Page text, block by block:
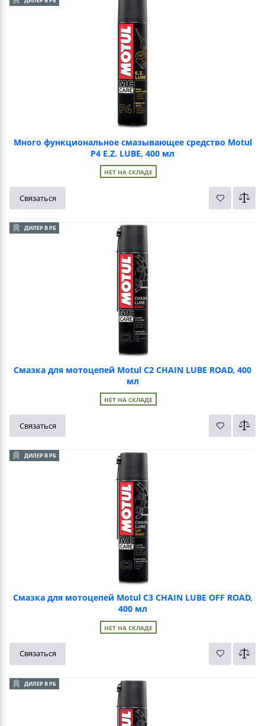
Много функциональное смазывающее средство Motul
P4 E.Z. LUBE, 400 мл
НЕТ НА СКЛАДЕ
Связаться
ДИЛЕР В РБ
Смазка для мотоцепей Motul C2 CHAIN LUBE ROAD, 400
мл
НЕТ НА СКЛАДЕ
Связаться
ДИЛЕР В РБ
Смазка для мотоцепей Motul C3 CHAIN LUBE OFF ROAD,
400 мл
НЕТ НА СКЛАДЕ
Связаться
ДИЛЕР В РБ